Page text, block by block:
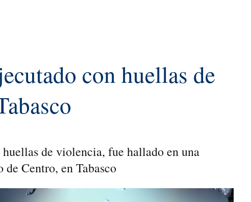
con huellas de
de violencia, fue hallado en una
Centro, en Tabasco